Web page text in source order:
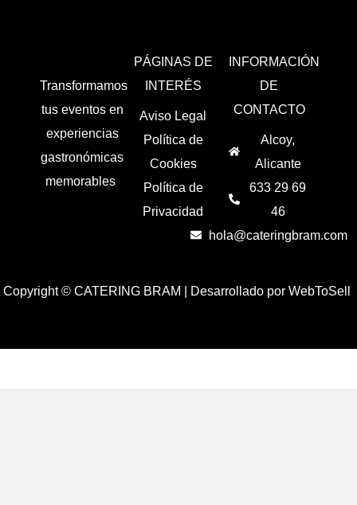
PÁGINAS DE
INTERÉS
Aviso Legal
Política de
Cookies
Política de
Privacidad
Transformamos
tus eventos en
experiencias
gastronómicas
memorables
INFORMACIÓN
DE
CONTACTO
Alcoy,
Alicante
633 29 69
46
hola@cateringbram.com
Copyright © CATERING BRAM | Desarrollado por WebToSell